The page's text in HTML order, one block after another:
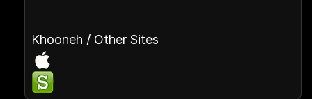
Khooneh / Other Sites